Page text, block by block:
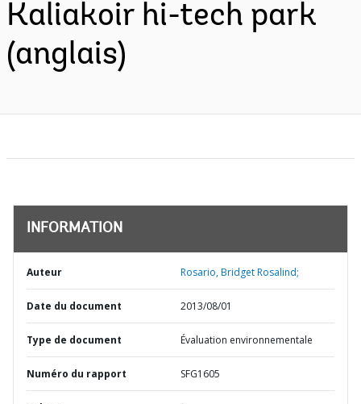
Kaliakoir hi-tech park
(anglais)
INFORMATION
Auteur Rosario, Bridget Rosalind;
Date du document 2013/08/01
Type de document Évaluation environnementale
Numéro du rapport SFG1605